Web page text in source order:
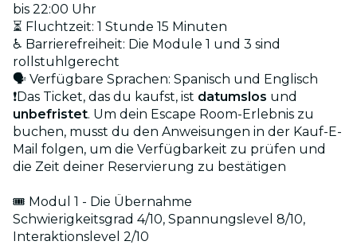
bis 22:00 Uhr
⏳ Fluchtzeit: 1 Stunde 15 Minuten
♿ Barrierefreiheit: Die Module 1 und 3 sind
rollstuhlgerecht
🗣️ Verfügbare Sprachen: Spanisch und Englisch
❗Das Ticket, das du kaufst, ist datumslos und
unbefristet. Um dein Escape Room-Erlebnis zu
buchen, musst du den Anweisungen in der Kauf-E-
Mail folgen, um die Verfügbarkeit zu prüfen und
die Zeit deiner Reservierung zu bestätigen
🎟 Modul 1 - Die Übernahme
Schwierigkeitsgrad 4/10, Spannungslevel 8/10,
Interaktionslevel 2/10